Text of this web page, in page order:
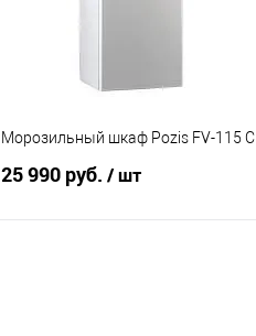
Морозильный шкаф Pozis FV-115 C
25 990 руб. / шт